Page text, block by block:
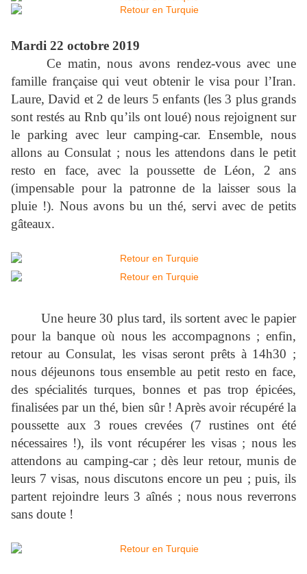
Mardi 22 octobre 2019
Ce matin, nous avons rendez-vous avec une
famille française qui veut obtenir le visa pour l’Iran.
Laure, David et 2 de leurs 5 enfants (les 3 plus grands
sont restés au Rnb qu’ils ont loué) nous rejoignent sur
le parking avec leur camping-car. Ensemble, nous
allons au Consulat ; nous les attendons dans le petit
resto en face, avec la poussette de Léon, 2 ans
(impensable pour la patronne de la laisser sous la
pluie !). Nous avons bu un thé, servi avec de petits
gâteaux.
Une heure 30 plus tard, ils sortent avec le papier
pour la banque où nous les accompagnons ; enfin,
retour au Consulat, les visas seront prêts à 14h30 ;
nous déjeunons tous ensemble au petit resto en face,
des spécialités turques, bonnes et pas trop épicées,
finalisées par un thé, bien sûr ! Après avoir récupéré la
poussette aux 3 roues crevées (7 rustines ont été
nécessaires !), ils vont récupérer les visas ; nous les
attendons au camping-car ; dès leur retour, munis de
leurs 7 visas, nous discutons encore un peu ; puis, ils
partent rejoindre leurs 3 aînés ; nous nous reverrons
sans doute !